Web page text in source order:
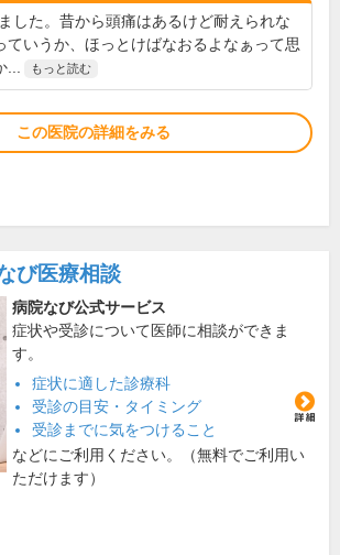
した。昔から頭痛はあるけど耐えられな
ていうか、ほっとけばなおるよなぁって思
もっと読む
この医院の詳細をみる
び医療相談
病院なび公式サービス
症状や受診について医師に相談ができま
す。
症状に適した診療科
受診の目安・タイミング
受診までに気をつけること
などにご利用ください。（無料でご利用い
ただけます）